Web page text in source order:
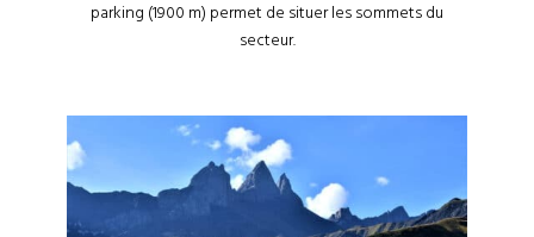
parking (1900 m) permet de situer les sommets du
secteur.